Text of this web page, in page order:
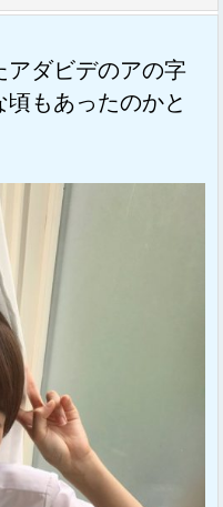
アダビデのアの字
もあったのかと